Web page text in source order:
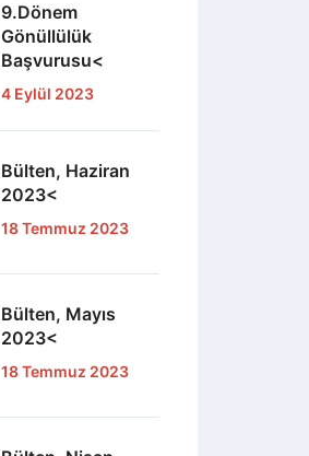
9.Dönem
Gönüllülük
Başvurusu<
4 Eylül 2023
Bülten, Haziran
2023<
18 Temmuz 2023
Bülten, Mayıs
2023<
18 Temmuz 2023